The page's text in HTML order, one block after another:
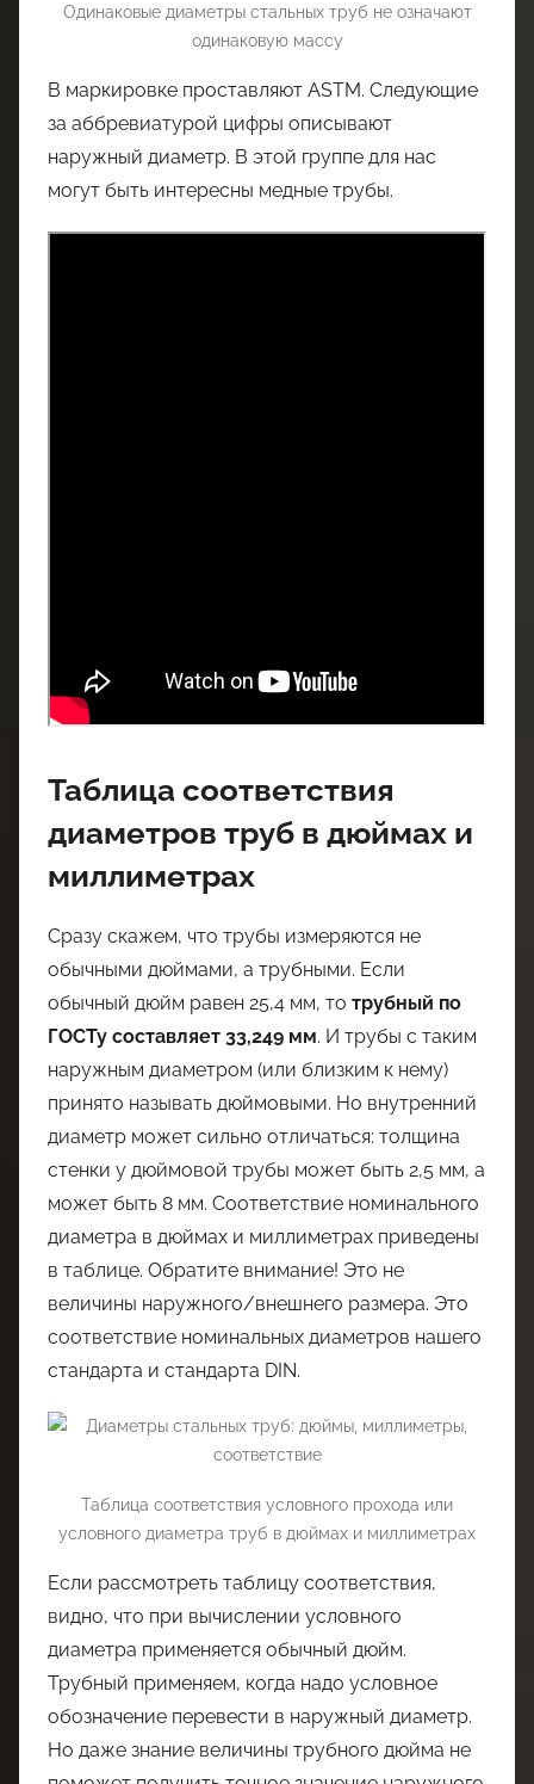
Одинаковые диаметры стальных труб не означают
одинаковую массу
В маркировке проставляют ASTM. Следующие
за аббревиатурой цифры описывают
наружный диаметр. В этой группе для нас
могут быть интересны медные трубы.
Таблица соответствия
диаметров труб в дюймах и
миллиметрах
Сразу скажем, что трубы измеряются не
обычными дюймами, а трубными. Если
обычный дюйм равен 25,4 мм, то трубный по
ГОСТу составляет 33,249 мм. И трубы с таким
наружным диаметром (или близким к нему)
принято называть дюймовыми. Но внутренний
диаметр может сильно отличаться: толщина
стенки у дюймовой трубы может быть 2,5 мм, а
может быть 8 мм. Соответствие номинального
диаметра в дюймах и миллиметрах приведены
в таблице. Обратите внимание! Это не
величины наружного/внешнего размера. Это
соответствие номинальных диаметров нашего
стандарта и стандарта DIN.
Таблица соответствия условного прохода или
условного диаметра труб в дюймах и миллиметрах
Если рассмотреть таблицу соответствия,
видно, что при вычислении условного
диаметра применяется обычный дюйм.
Трубный применяем, когда надо условное
обозначение перевести в наружный диаметр.
Но даже знание величины трубного дюйма не